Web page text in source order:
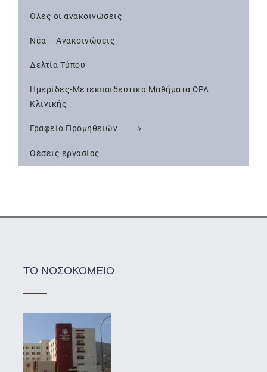
Όλες οι ανακοινώσεις
Νέα – Ανακοινώσεις
Δελτία Τύπου
Ημερίδες-Μετεκπαιδευτικά Μαθήματα ΩΡΛ
Κλινικής
Γραφείο Προμηθειών
Θέσεις εργασίας
ΤΟ ΝΟΣΟΚΟΜΕΙΟ